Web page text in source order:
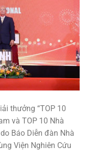
thưởng “TOP 10
và TOP 10 Nhà
Báo Diễn đàn Nhà
Viện Nghiên Cứu